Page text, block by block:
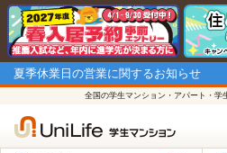
夏季休業日の営業に関するお知らせ
全国の学生マンション・アパート・学